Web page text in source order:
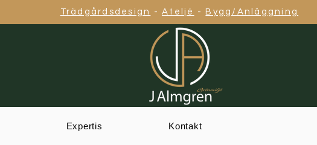
Trädgårdsdesign -Ateljé - Bygg/Anläggning
Expertis Kontakt